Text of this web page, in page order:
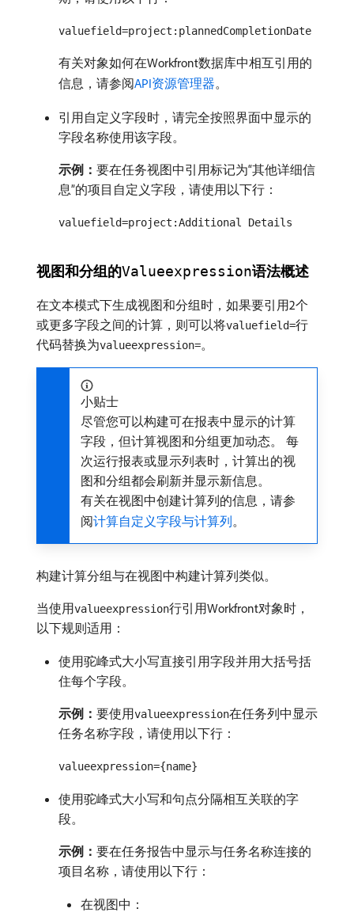
valuefield=project:plannedCompletionDate
有关对象如何在Workfront数据库中相互引用的
信息，请参阅API资源管理器。
引用自定义字段时，请完全按照界面中显示的
字段名称使用该字段。
示例： ​要在任务视图中引用标记为“其他详细信
息”的项目自定义字段，请使用以下行：
valuefield=project:Additional Details
视图和分组的Valueexpression语法概述
在文本模式下生成视图和分组时，如果要引用2个
或更多字段之间的计算，则可以将valuefield=行
代码替换为valueexpression=。
小贴士
尽管您可以构建可在报表中显示的计算
字段，但计算视图和分组更加动态。 每
次运行报表或显示列表时，计算出的视
图和分组都会刷新并显示新信息。
有关在视图中创建计算列的信息，请参
阅计算自定义字段与计算列。
构建计算分组与在视图中构建计算列类似。
当使用valueexpression行引用Workfront对象时，
以下规则适用：
使用驼峰式大小写直接引用字段并用大括号括
住每个字段。
示例： ​要使用valueexpression在任务列中显示
任务名称字段，请使用以下行：
valueexpression={name}
使用驼峰式大小写和句点分隔相互关联的字
段。
示例： ​要在任务报告中显示与任务名称连接的
项目名称，请使用以下行：
在视图中：